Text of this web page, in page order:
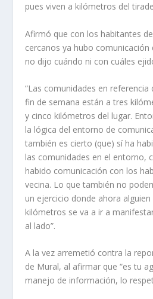
pues viven a kilómetros del
Afirmó que con los habitantes
cercanos ya hubo
no dijo cuándo ni con cuáles
“Las comunidades en
fin de semana están a tres
y cinco kilómetros del lugar.
la lógica del entorno de
también es cierto (que) sí ha
las comunidades en el entorno,
habido comunicación con los
vecina. Lo que también no
un ejercicio donde ahora alguien
kilómetros se va a ir a
al lado”.
A la vez arremetió contra la
de Mural, al afirmar que “es tu
manejo de información, lo